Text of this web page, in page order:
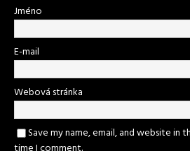
Jméno
E-mail
Webová stránka
Save my name, email, and website in